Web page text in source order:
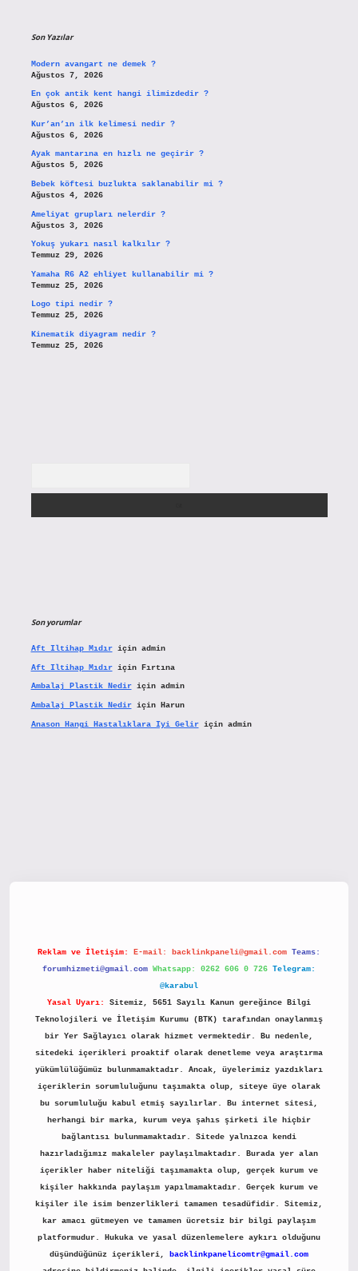
Son Yazılar
Modern avangart ne demek ?
Ağustos 7, 2026
En çok antik kent hangi ilimizdedir ?
Ağustos 6, 2026
Kur’an’ın ilk kelimesi nedir ?
Ağustos 6, 2026
Ayak mantarına en hızlı ne geçirir ?
Ağustos 5, 2026
Bebek köftesi buzlukta saklanabilir mi ?
Ağustos 4, 2026
Ameliyat grupları nelerdir ?
Ağustos 3, 2026
Yokuş yukarı nasıl kalkılır ?
Temmuz 29, 2026
Yamaha R6 A2 ehliyet kullanabilir mi ?
Temmuz 25, 2026
Logo tipi nedir ?
Temmuz 25, 2026
Kinematik diyagram nedir ?
Temmuz 25, 2026
Son yorumlar
Aft Iltihap Mıdıriçin admin
Aft Iltihap Mıdıriçin Fırtına
Ambalaj Plastik Nediriçin admin
Ambalaj Plastik Nediriçin Harun
Anason Hangi Hastalıklara Iyi Geliriçin admin
Reklam ve İletişim: E-mail: backlinkpaneli@gmail.com Teams:
forumhizmeti@gmail.com Whatsapp: 0262 606 0 726 Telegram:
@karabul
Yasal Uyarı:
Sitemiz, 5651 Sayılı Kanun gereğince Bilgi
Teknolojileri ve İletişim Kurumu (BTK) tarafından onaylanmış
bir Yer Sağlayıcı olarak hizmet vermektedir. Bu nedenle,
sitedeki içerikleri proaktif olarak denetleme veya araştırma
yükümlülüğümüz bulunmamaktadır. Ancak, üyelerimiz yazdıkları
içeriklerin sorumluluğunu taşımakta olup, siteye üye olarak
bu sorumluluğu kabul etmiş sayılırlar. Bu internet sitesi,
herhangi bir marka, kurum veya şahıs şirketi ile hiçbir
bağlantısı bulunmamaktadır. Sitede yalnızca kendi
hazırladığımız makaleler paylaşılmaktadır. Burada yer alan
içerikler haber niteliği taşımamakta olup, gerçek kurum ve
kişiler hakkında paylaşım yapılmamaktadır. Gerçek kurum ve
kişiler ile isim benzerlikleri tamamen tesadüfidir. Sitemiz,
kar amacı gütmeyen ve tamamen ücretsiz bir bilgi paylaşım
platformudur. Hukuka ve yasal düzenlemelere aykırı olduğunu
düşündüğünüz içerikleri,
backlinkpanelicomtr@gmail.com